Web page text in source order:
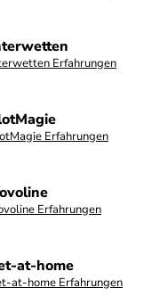
Erfahrungen
Erfahrungen
Erfahrungen
at-home
at-home Erfahrungen